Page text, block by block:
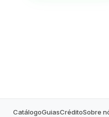
CatálogoGuiasCréditoSobre